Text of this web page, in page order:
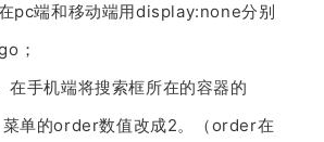
pc端和移动端用display:none分别
；
手机端将搜索框所在的容器的
单的order数值改成2。（order在